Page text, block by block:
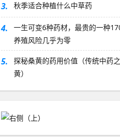
3. 秋季适合种植什么中草药
4.
一生可变6种药材，最贵的一种
养殖风险几乎为零
5.
探秘桑黄的药用价值（传统中
黄）